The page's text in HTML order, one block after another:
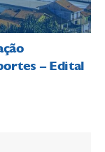
– Edital